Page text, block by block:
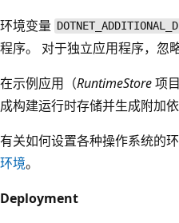
环境变量
程序。 对于独立应用程序，忽
在示例应用（RuntimeStore项
成构建运行时存储并生成附加依
有关如何设置各种操作系统的
环境。
Deployment